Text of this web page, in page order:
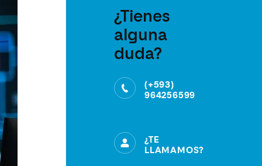
¿Tienes
alguna
duda?
(+593)
964256599
¿TE
LLAMAMOS?